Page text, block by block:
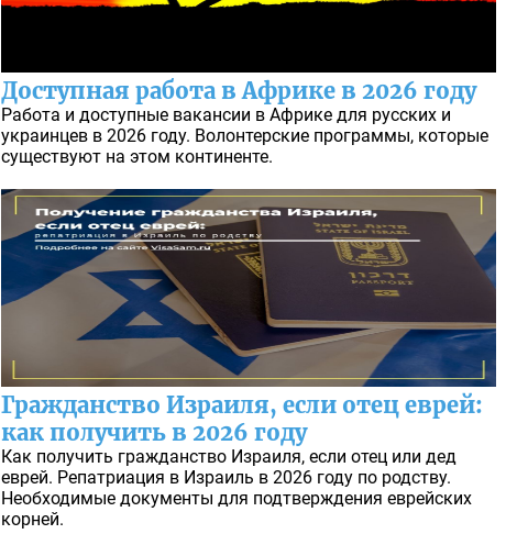
Доступная работа в Африке в 2026 году
Работа и доступные вакансии в Африке для русских и
украинцев в 2026 году. Волонтерские программы, которые
существуют на этом континенте.
Гражданство Израиля, если отец еврей:
как получить в 2026 году
Как получить гражданство Израиля, если отец или дед
еврей. Репатриация в Израиль в 2026 году по родству.
Необходимые документы для подтверждения еврейских
корней.